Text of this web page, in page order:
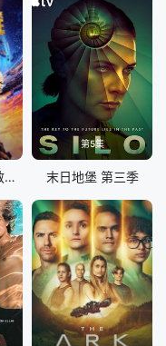
斯图尔特未能拯救宇宙
第5集
末日地堡 第三季